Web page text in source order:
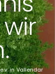
in Vallendar